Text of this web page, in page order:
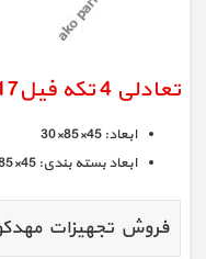
تعادلی 4 تکه فیلPS5217
ابعاد: 45×85×30
ابعاد بسته بندی: 45×85×30
فروش تجهیزات